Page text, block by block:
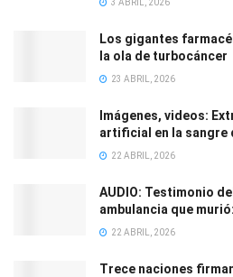
Los gigantes
la ola de turbocáncer
23 ABRIL, 2026
Imágenes, videos:
artificial en la sangre
22 ABRIL, 2026
AUDIO: Testimonio
ambulancia que
22 ABRIL, 2026
Trece naciones